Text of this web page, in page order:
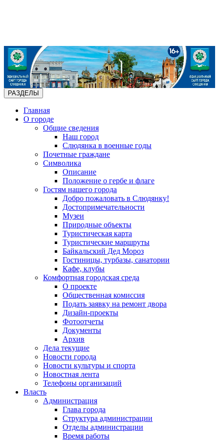
РАЗДЕЛЫ
Главная
О городе
Общие сведения
Наш город
Слюдянка в военные годы
Почетные граждане
Символика
Описание
Положение о гербе и флаге
Гостям нашего города
Добро пожаловать в Слюдянку!
Достопримечательности
Музеи
Природные объекты
Туристическая карта
Туристические маршруты
Байкальский Дед Мороз
Гостиницы, турбазы, санатории
Кафе, клубы
Комфортная городская среда
О проекте
Общественная комиссия
Подать заявку на ремонт двора
Дизайн-проекты
Фотоотчеты
Документы
Архив
Дела текущие
Новости города
Новости культуры и спорта
Новостная лента
Телефоны организаций
Власть
Администрация
Глава города
Структура администрации
Отделы администрации
Время работы